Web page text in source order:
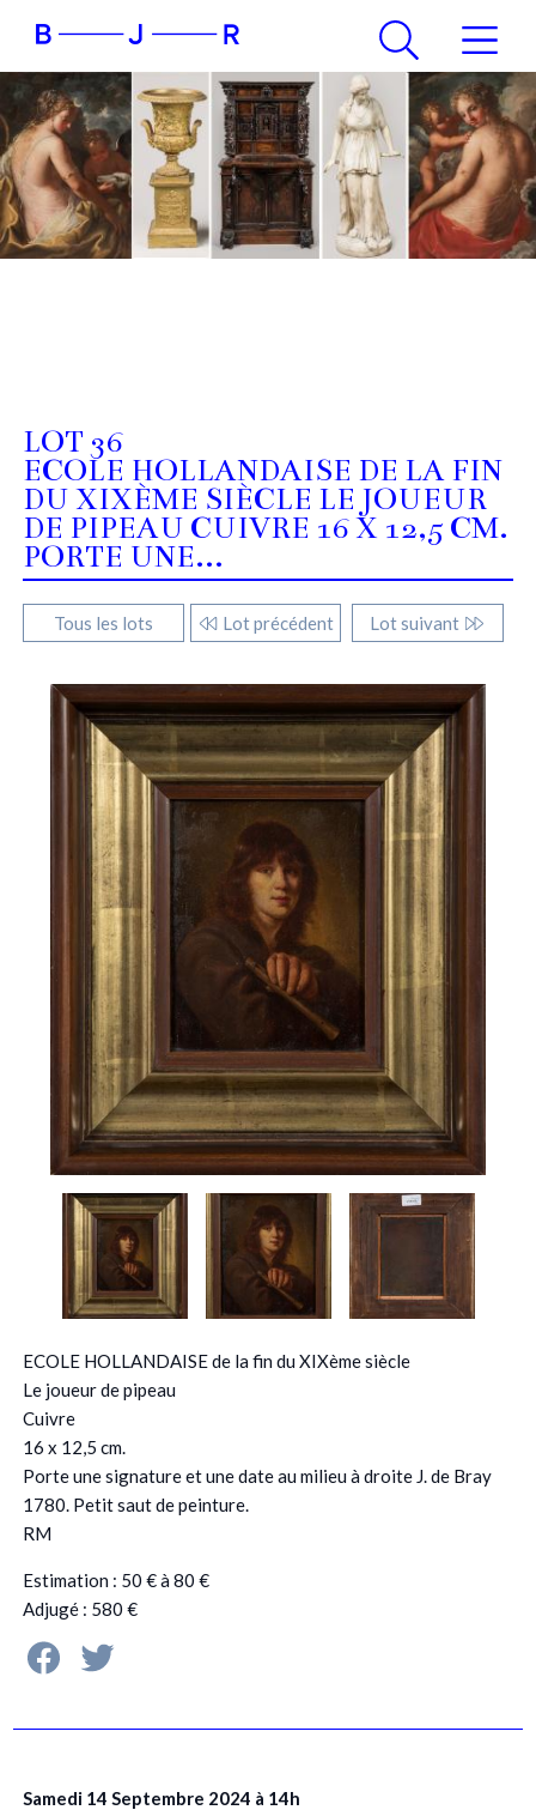
LOT 36
ECOLE HOLLANDAISE DE LA FIN
DU XIXÈME SIÈCLE LE JOUEUR
DE PIPEAU CUIVRE 16 X 12,5 CM.
PORTE UNE...
Tous les lots Lot précédent Lot suivant
ECOLE HOLLANDAISE de la fin du XIXème siècle
Le joueur de pipeau
Cuivre
16 x 12,5 cm.
Porte une signature et une date au milieu à droite J. de Bray
1780. Petit saut de peinture.
RM
Estimation : 50 € à 80 €
Adjugé : 580 €
Samedi 14 Septembre 2024 à 14h